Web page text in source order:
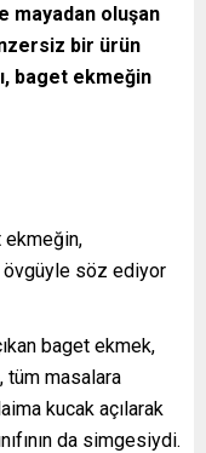
mayadan oluşan
bir ürün
baget ekmeğin
ekmeğin,
övgüyle söz ediyor
baget ekmek,
tüm masalara
kucak açılarak
da simgesiydi.